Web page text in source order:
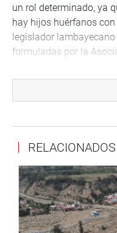
un rol determinado, ya
hay hijos huérfanos
legislador
formuladas por la
que sufren, al igual que
obstáculos para
RELACIONADOS